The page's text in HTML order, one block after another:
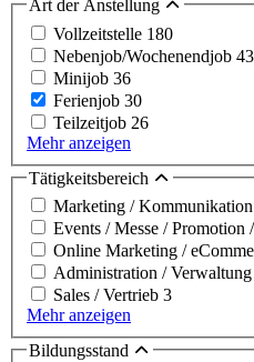
Art der Anstellung
Vollzeitstelle 180
Nebenjob/Wochenendjob 43
Minijob 36
Ferienjob 30
Teilzeitjob 26
Mehr anzeigen
Tätigkeitsbereich
Marketing /
Events / Messe / Promotion
Online Marketing /
Administration / Verwaltung
Sales / Vertrieb 3
Mehr anzeigen
Bildungsstand